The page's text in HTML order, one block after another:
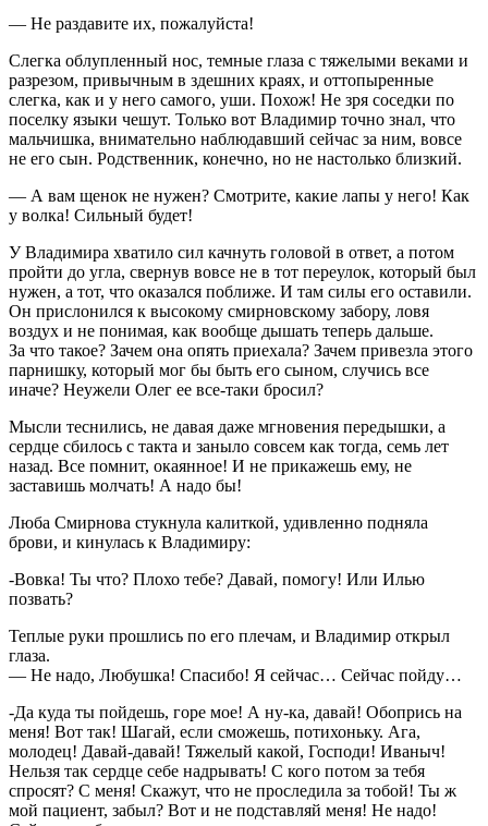
— Не раздавите их, пожалуйста!
Слегка облупленный нос, темные глаза с тяжелыми веками и
разрезом, привычным в здешних краях, и оттопыренные
слегка, как и у него самого, уши. Похож! Не зря соседки по
поселку языки чешут. Только вот Владимир точно знал, что
мальчишка, внимательно наблюдавший сейчас за ним, вовсе
не его сын. Родственник, конечно, но не настолько близкий.
— А вам щенок не нужен? Смотрите, какие лапы у него! Как
у волка! Сильный будет!
У Владимира хватило сил качнуть головой в ответ, а потом
пройти до угла, свернув вовсе не в тот переулок, который был
нужен, а тот, что оказался поближе. И там силы его оставили.
Он прислонился к высокому смирновскому забору, ловя
воздух и не понимая, как вообще дышать теперь дальше.
За что такое? Зачем она опять приехала? Зачем привезла этого
парнишку, который мог бы быть его сыном, случись все
иначе? Неужели Олег ее все-таки бросил?
Мысли теснились, не давая даже мгновения передышки, а
сердце сбилось с такта и заныло совсем как тогда, семь лет
назад. Все помнит, окаянное! И не прикажешь ему, не
заставишь молчать! А надо бы!
Люба Смирнова стукнула калиткой, удивленно подняла
брови, и кинулась к Владимиру:
-Вовка! Ты что? Плохо тебе? Давай, помогу! Или Илью
позвать?
Теплые руки прошлись по его плечам, и Владимир открыл
глаза.
— Не надо, Любушка! Спасибо! Я сейчас… Сейчас пойду…
-Да куда ты пойдешь, горе мое! А ну-ка, давай! Обопрись на
меня! Вот так! Шагай, если сможешь, потихоньку. Ага,
молодец! Давай-давай! Тяжелый какой, Господи! Иваныч!
Нельзя так сердце себе надрывать! С кого потом за тебя
спросят? С меня! Скажут, что не проследила за тобой! Ты ж
мой пациент, забыл? Вот и не подставляй меня! Не надо!